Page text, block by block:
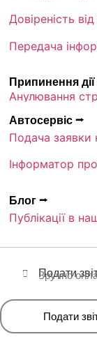
Довіреність
Передача
Припинення
Анулювання
Автосервіс ⭢
Подача заявки
Інформатор
Блог ⭢
Публікації в
Подати
Зручно
Подати